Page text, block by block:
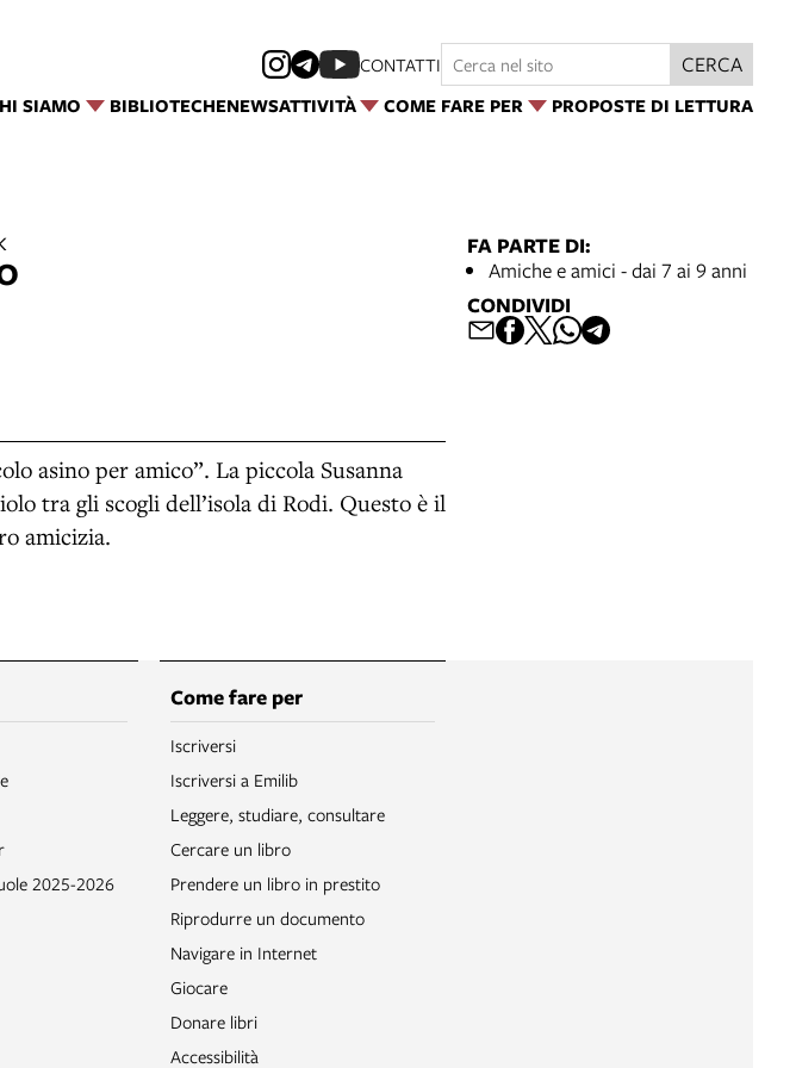
SIAMO BIBLIOTECHENEWSATTIVITÀ COME FARE PER PROPOSTE DI LETTURA
CONTATTI CERCA
asino per amico”. La piccola Susanna
tra gli scogli dell’isola di Rodi. Questo è il
amicizia.
FA PARTE DI:
Amiche e amici - dai 7 ai 9 anni
CONDIVIDI
2025-2026
Come fare per
Iscriversi
Iscriversi a Emilib
Leggere, studiare, consultare
Cercare un libro
Prendere un libro in prestito
Riprodurre un documento
Navigare in Internet
Giocare
Donare libri
Accessibilità